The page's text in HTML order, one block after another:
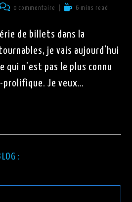
Commentaires
publication :
0 commentaire
Temps6 mins read
de billets dans la
je vais aujourd'hui
qui n'est pas le plus connu
prolifique. Je veux…
: